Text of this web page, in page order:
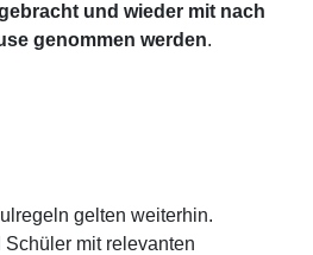
und wieder mit nach
genommen werden.
gelten weiterhin.
mit relevanten